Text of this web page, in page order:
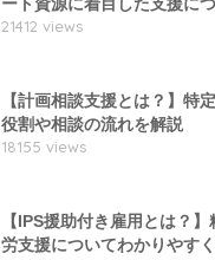
21412 views
【計画相談支援とは？】特
役割や相談の流れを解説
18155 views
【IPS援助付き雇用とは？
労支援についてわかりやす